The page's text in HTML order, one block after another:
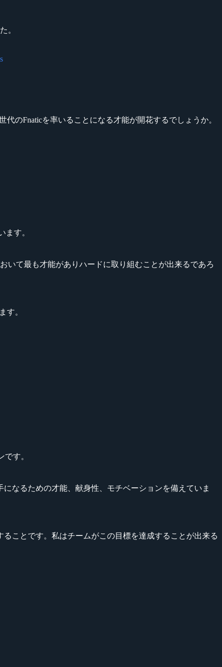
。
代のFnaticを率いることになる才能が開花するでしょうか。
ます。
いて最も才能がありハードに取り組むことが出来るであろ
す。
す。
なるための才能、献身性、モチベーションを備えていま
ことです。私はチームがこの目標を達成することが出来る